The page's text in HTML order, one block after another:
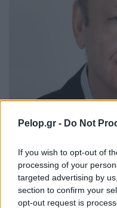
Pelop.gr - Do Not
If you wish to opt-out of
processing of your
targeted advertising by
section to confirm your
opt-out request is
Το
μεταξωτό
* Ο Ντίνος Λασκαράτος